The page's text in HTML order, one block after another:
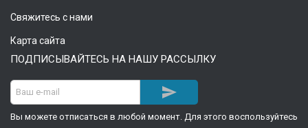
Свяжитесь с нами
Карта сайта
ПОДПИСЫВАЙТЕСЬ НА НАШУ РАССЫЛКУ

Вы можете отписаться в любой момент. Для этого воспользуйтесь